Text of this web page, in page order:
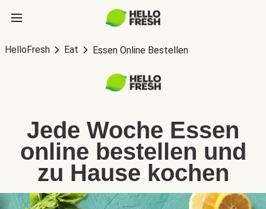
HelloFresh Eat Essen Online Bestellen
Jede Woche Essen
online bestellen und
zu Hause kochen